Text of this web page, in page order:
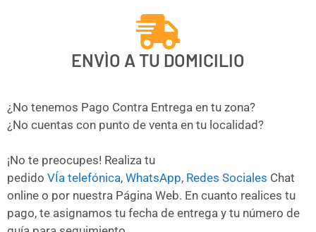
ENVÌO A TU DOMICILIO
¿No tenemos Pago Contra Entrega en tu zona?
¿No cuentas con punto de venta en tu localidad?
¡No te preocupes! Realiza tu
pedido VÍa telefónica, WhatsApp, Redes Sociales Chat
online o por nuestra Página Web. En cuanto realices tu
pago, te asignamos tu fecha de entrega y tu número de